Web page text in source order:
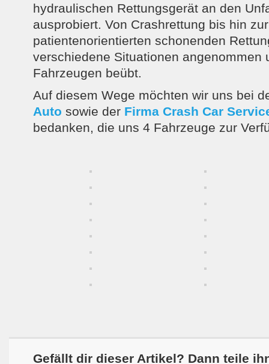
hydraulischen Rettungsgerät an den
ausprobiert. Von Crashrettung bis hin zur
patientenorientierten schonenden
verschiedene Situationen angenommen
Fahrzeugen beübt.
Auf diesem Wege möchten wir uns bei
Auto sowie der Firma Crash Car
bedanken, die uns 4 Fahrzeuge zur
Gefällt dir dieser Artikel? Dann teile